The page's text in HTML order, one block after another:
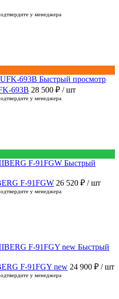
у менеджера
Быстрый просмотр
693B 28 500 ₽ / шт
у менеджера
Быстрый
F-91FGW 26 520 ₽ / шт
у менеджера
Быстрый
F-91FGY new 24 900 ₽ / шт
у менеджера